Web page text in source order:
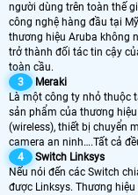
người dùng trên toàn thế
công nghệ hàng đầu tại
thương hiệu Aruba không
trở thành đối tác tin cậy
toàn cầu.
3
Meraki
Là một công ty nhỏ thuộc
sản phẩm của thương
(wireless), thiết bị chuyển
camera an ninh….Tất cả
4
Switch Linksys
Nếu nói đến các Switch
được Linksys. Thương